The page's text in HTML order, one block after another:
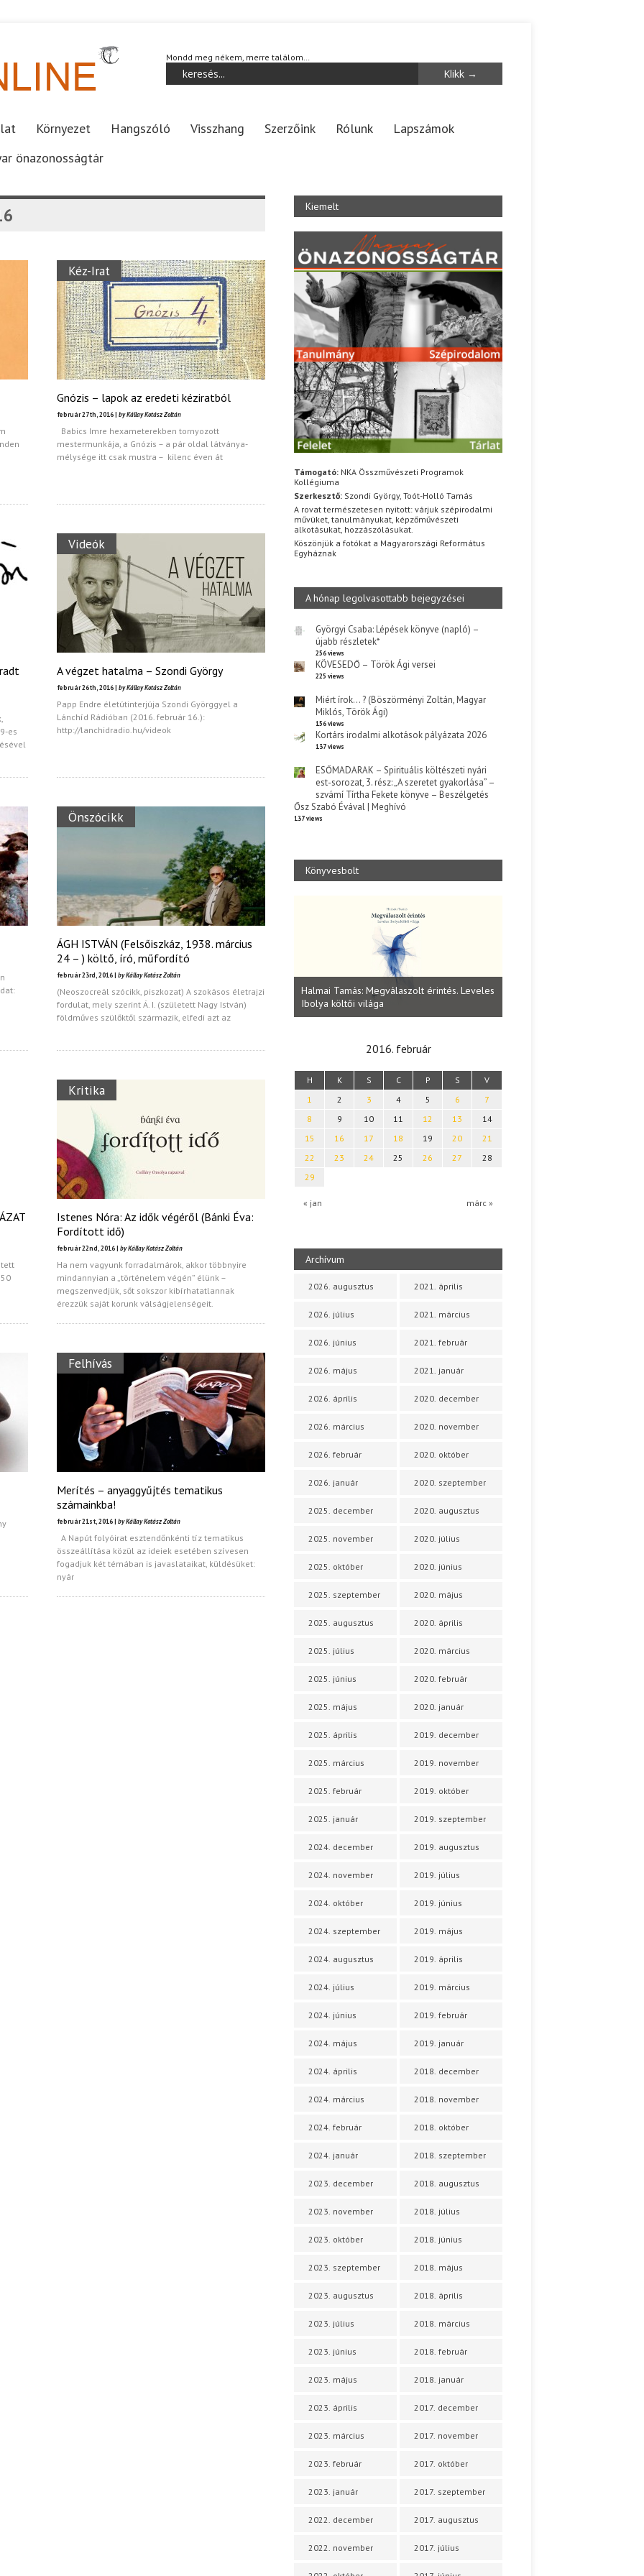
Mondd meg nékem, merre találom…
Környezet Hangszóló Visszhang Szerzőink Rólunk
Lapszámok
önazonosságtár
Kéz-Irat
Gnózis – lapok az eredeti kéziratból
február 27th, 2016 | by Kállay Kotász Zoltán
Babics Imre hexameterekben tornyozott
mestermunkája, a Gnózis – a pár oldal látványa-
mélysége itt csak mustra – kilenc éven át
es
Videók
A végzet hatalma – Szondi György
február 26th, 2016 | by Kállay Kotász Zoltán
Papp Endre életútinterjúja Szondi Györggyel a
Lánchíd Rádióban (2016. február 16.):
http://lanchidradio.hu/videok
Önszócikk
ÁGH ISTVÁN (Felsőiszkáz, 1938. március
24 – ) költő, író, műfordító
február 23rd, 2016 | by Kállay Kotász Zoltán
(Neoszocreál szócikk, piszkozat) A szokásos életrajzi
fordulat, mely szerint Á. I. (született Nagy István)
földműves szülőktől származik, elfedi azt az
Kritika
Istenes Nóra: Az idők végéről (Bánki Éva:
Fordított idő)
február 22nd, 2016 | by Kállay Kotász Zoltán
Ha nem vagyunk forradalmárok, akkor többnyire
mindannyian a „történelem végén” élünk –
megszenvedjük, sőt sokszor kibírhatatlannak
érezzük saját korunk válságjelenségeit.
Felhívás
Merítés – anyaggyűjtés tematikus
számainkba!
február 21st, 2016 | by Kállay Kotász Zoltán
A Napút folyóirat esztendőnkénti tíz tematikus
összeállítása közül az ideiek esetében szívesen
fogadjuk két témában is javaslataikat, küldésüket:
nyár
Kiemelt
Támogató: NKA Összművészeti Programok
Kollégiuma
Szerkesztő: Szondi György, Toót-Holló Tamás
A rovat természetesen nyitott: várjuk szépirodalmi
művüket, tanulmányukat, képzőművészeti
alkotásukat, hozzászólásukat.
Köszönjük a fotókat a Magyarországi Református
Egyháznak
A hónap legolvasottabb bejegyzései
Györgyi Csaba: Lépések könyve (napló) –
újabb részletek*
256 views
KÖVESEDŐ – Török Ági versei
225 views
Miért írok… ? (Böszörményi Zoltán, Magyar
Miklós, Török Ági)
156 views
Kortárs irodalmi alkotások pályázata 2026
137 views
ESŐMADARAK – Spirituális költészeti nyári
est-sorozat, 3. rész: „A szeretet gyakorlása” –
szvámí Tírtha Fekete könyve – Beszélgetés
Ősz Szabó Évával | Meghívó
137 views
Könyvesbolt
Parvathy Baul: A NAGY LELKEK DALAI.
Bevezetés a bául ösvénybe (Fordította:
Rideg Zsófia)
Halmai Tamás: Megválaszolt érintés. Leveles
Ibolya költői világa
2016. február
H K S C P S V
« jan márc »
1 2 3 4 5 6
7
8
9 10 11 12 13
14
15
16 17 18 19 20
21
22
23 24 25 26 27
28
29
Archívum
2026. augusztus
2026. július
2026. június
2026. május
2026. április
2026. március
2026. február
2026. január
2025. december
2025. november
2025. október
2025. szeptember
2025. augusztus
2025. július
2025. június
2025. május
2025. április
2025. március
2025. február
2025. január
2024. december
2024. november
2024. október
2024. szeptember
2024. augusztus
2024. július
2024. június
2024. május
2024. április
2024. március
2024. február
2024. január
2023. december
2023. november
2023. október
2023. szeptember
2023. augusztus
2023. július
2023. június
2023. május
2023. április
2023. március
2023. február
2023. január
2022. december
2022. november
2021. április
2021. március
2021. február
2021. január
2020. december
2020. november
2020. október
2020. szeptember
2020. augusztus
2020. július
2020. június
2020. május
2020. április
2020. március
2020. február
2020. január
2019. december
2019. november
2019. október
2019. szeptember
2019. augusztus
2019. július
2019. június
2019. május
2019. április
2019. március
2019. február
2019. január
2018. december
2018. november
2018. október
2018. szeptember
2018. augusztus
2018. július
2018. június
2018. május
2018. április
2018. március
2018. február
2018. január
2017. december
2017. november
2017. október
2017. szeptember
2017. augusztus
2017. július